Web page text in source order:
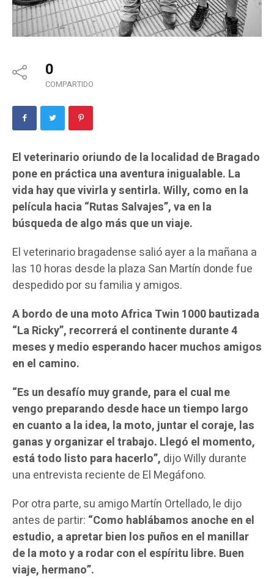
0
COMPARTIDO
El veterinario oriundo de la localidad de Bragado
pone en práctica una aventura inigualable. La
vida hay que vivirla y sentirla. Willy, como en la
película hacia “Rutas Salvajes”, va en la
búsqueda de algo más que un viaje.
El veterinario bragadense salió ayer a la mañana a
las 10 horas desde la plaza San Martín donde fue
despedido por su familia y amigos.
A bordo de una moto Africa Twin 1000 bautizada
“La Ricky”, recorrerá el continente durante 4
meses y medio esperando hacer muchos amigos
en el camino.
“Es un desafío muy grande, para el cual me
vengo preparando desde hace un tiempo largo
en cuanto a la idea, la moto, juntar el coraje, las
ganas y organizar el trabajo. Llegó el momento,
está todo listo para hacerlo”, dijo Willy durante
una entrevista reciente de El Megáfono.
Por otra parte, su amigo Martín Ortellado, le dijo
antes de partir: “Como hablábamos anoche en el
estudio, a apretar bien los puños en el manillar
de la moto y a rodar con el espíritu libre. Buen
viaje, hermano”.